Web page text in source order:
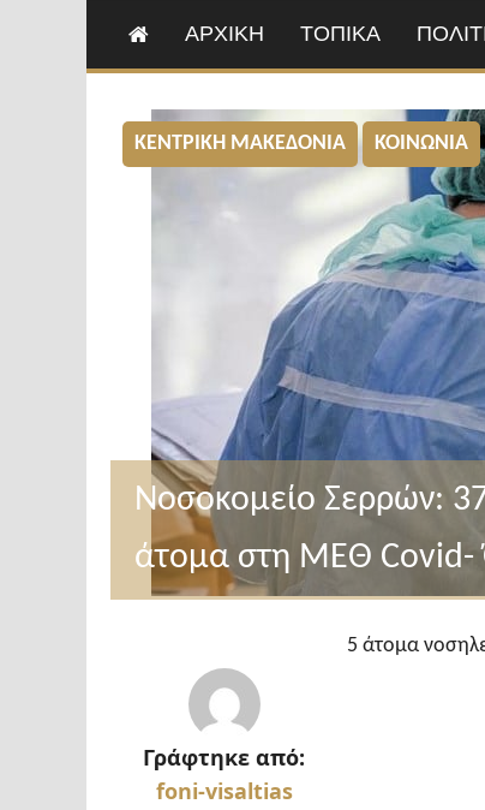
ΑΡΧΙΚΗ ΤΟΠΙΚΑ
ΚΕΝΤΡΙΚΗ ΜΑΚΕΔΟΝΙΑ ΚΟΙΝΩΝΙΑ
Νοσοκομείο Σερρών:
άτομα στη ΜΕΘ Covid-
Γράφτηκε από:
foni-visaltias
5 άτομα